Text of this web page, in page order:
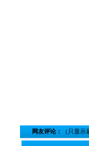
网友评论： （只显